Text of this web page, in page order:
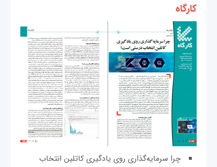
کارگاه
چرا سرمایه‌گذاری روی یادگیری کاتلین انتخاب